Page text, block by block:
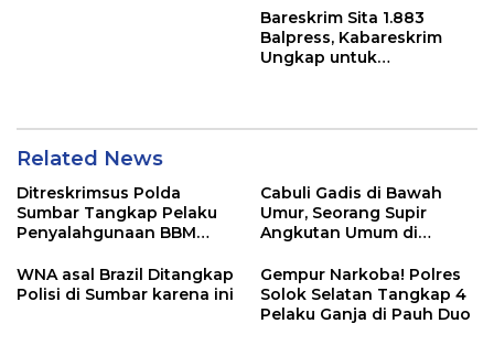
Bareskrim Sita 1.883
Balpress, Kabareskrim
Ungkap untuk
Related News
Ditreskrimsus Polda
Sumbar Tangkap Pelaku
Penyalahgunaan BBM
Cabuli Gadis di Bawah
Umur, Seorang Supir
Angkutan Umum di
Padang Panjang
WNA asal Brazil Ditangkap
Polisi di Sumbar karena ini
Gempur Narkoba! Polres
Solok Selatan Tangkap 4
Pelaku Ganja di Pauh Duo